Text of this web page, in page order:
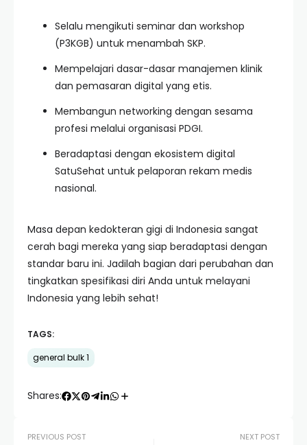
Selalu mengikuti seminar dan workshop
(P3KGB) untuk menambah SKP.
Mempelajari dasar-dasar manajemen klinik
dan pemasaran digital yang etis.
Membangun networking dengan sesama
profesi melalui organisasi PDGI.
Beradaptasi dengan ekosistem digital
SatuSehat untuk pelaporan rekam medis
nasional.
Masa depan kedokteran gigi di Indonesia sangat
cerah bagi mereka yang siap beradaptasi dengan
standar baru ini. Jadilah bagian dari perubahan dan
tingkatkan spesifikasi diri Anda untuk melayani
Indonesia yang lebih sehat!
TAGS:
general bulk 1
Shares:
PREVIOUS POST NEXT POST